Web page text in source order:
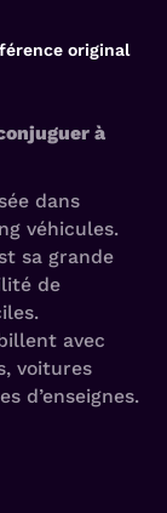
original
à
dans
véhicules.
sa grande
de
avec
voitures
d’enseignes.